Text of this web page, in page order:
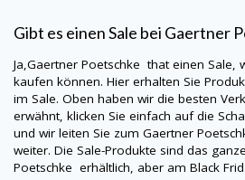
Gibt es einen Sale bei Gaertner
Ja,Gaertner Poetschkethat einen Sale,
kaufen können. Hier erhalten Sie
im Sale. Oben haben wir die besten
erwähnt, klicken Sie einfach auf die
und wir leiten Sie zum Gaertner
weiter. Die Sale-Produkte sind das
Poetschke erhältlich, aber am Black